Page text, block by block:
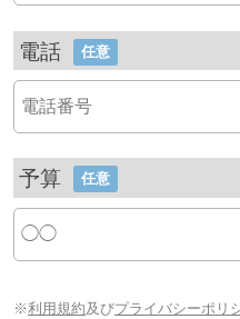
電話 任意
予算 任意
※利用規約及びプライバシーポリ